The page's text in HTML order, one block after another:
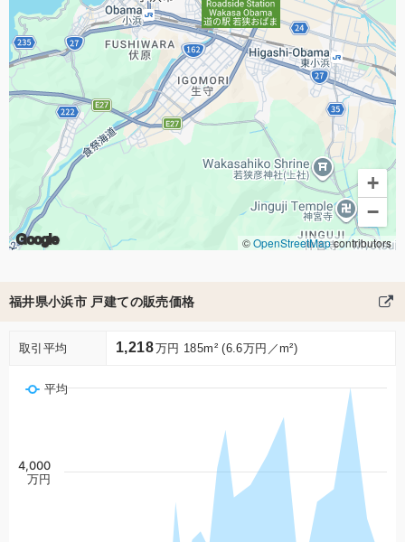
Google
+
−
©OpenStreetMapcontributors
福井県小浜市 戸建ての販売価格
取引平均 1,218万円 185m² (6.6万円／m²)
平均
4,000
万円